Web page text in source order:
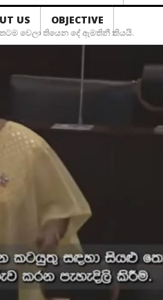
US OBJECTIVE
වෙලා තියෙන දේ ඇමතිනී කියයි.